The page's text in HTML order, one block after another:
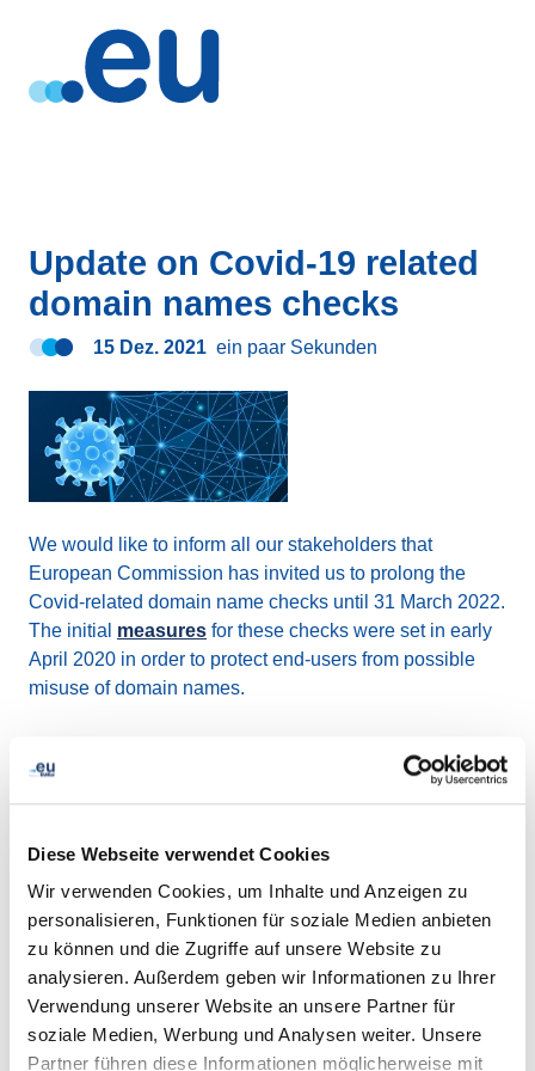
Diese Webseite verwendet Cookies
Wir verwenden Cookies, um Inhalte und Anzeigen zu
personalisieren, Funktionen für soziale Medien anbieten
zu können und die Zugriffe auf unsere Website zu
analysieren. Außerdem geben wir Informationen zu Ihrer
Verwendung unserer Website an unsere Partner für
soziale Medien, Werbung und Analysen weiter. Unsere
Partner führen diese Informationen möglicherweise mit
Update on Covid-19 related
domain names checks
15 Dez. 2021 ein paar Sekunden
We would like to inform all our stakeholders that
European Commission has invited us to prolong the
Covid-related domain name checks until 31 March 2022.
The initial measures for these checks were set in early
April 2020 in order to protect end-users from possible
misuse of domain names.
platform, containing the Covid-19 related
keywords, will scan all new .eu registrations with the
purpose of preventing the registration of suspicious
Registrants of domain names containing certain Covid-
keywords are invited to validate their data and submit a
statement confirming their domain name is registered in
‘good faith’. Should you receive an email from EURid
with such validation request, please consult this
informationto learn more about the follow-up actions at